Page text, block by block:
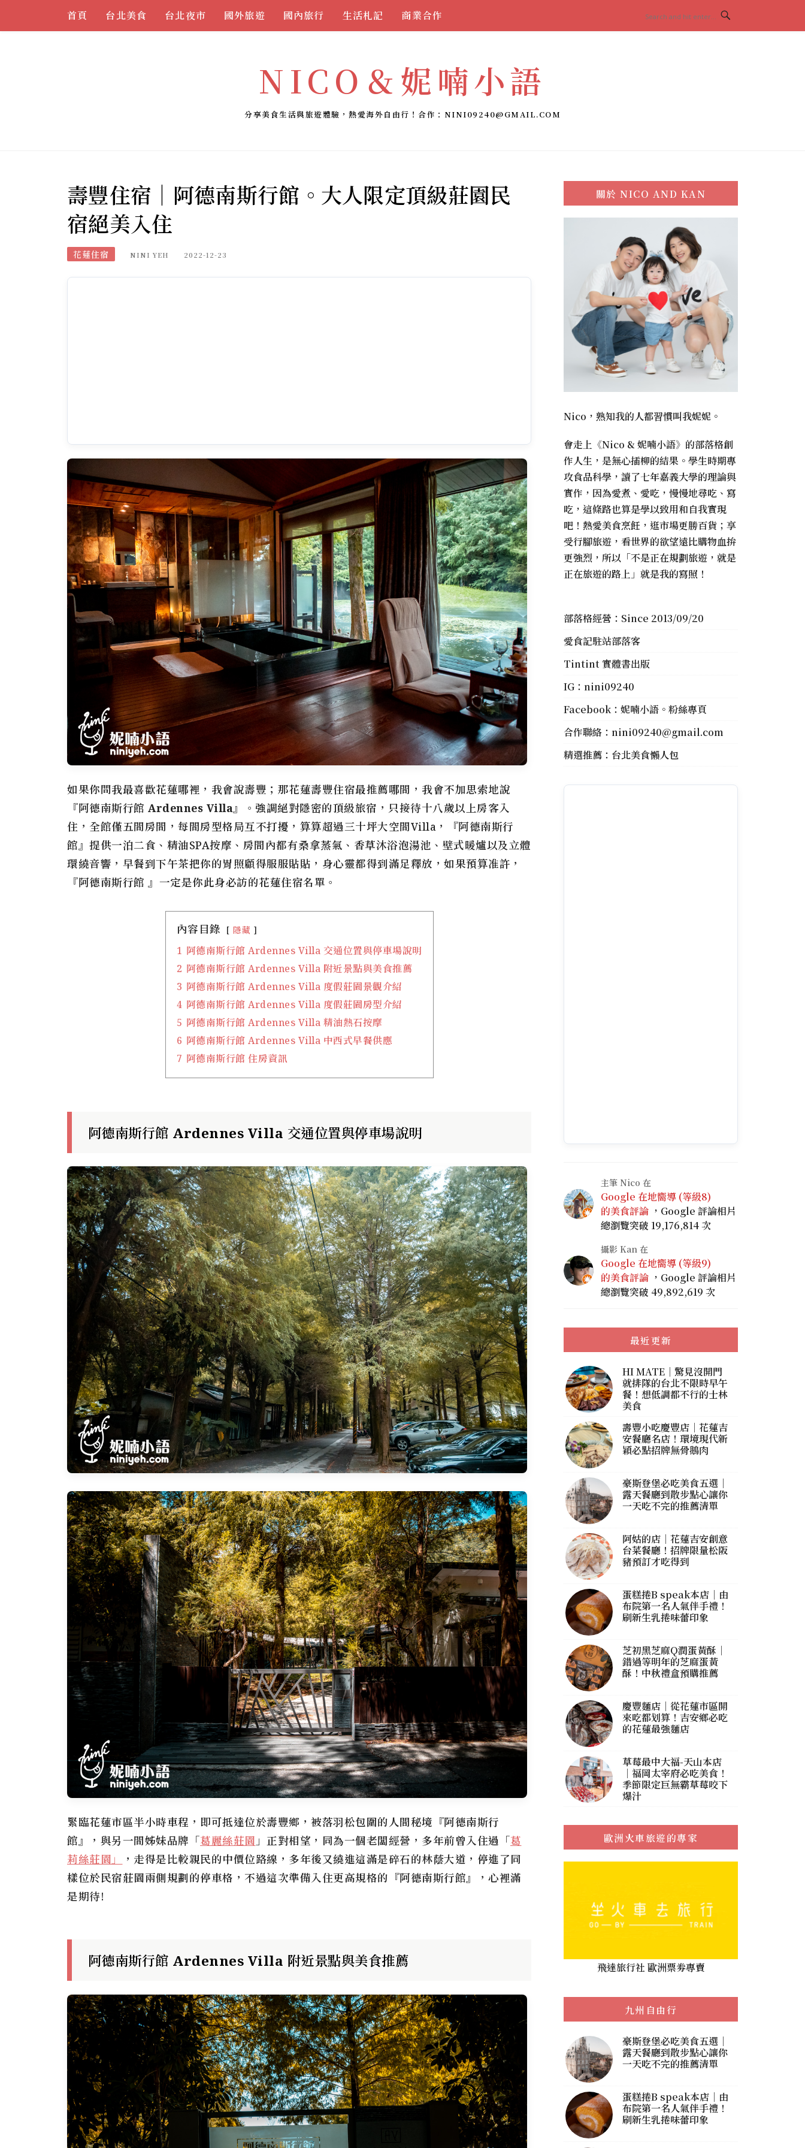
首頁 台北美食 台北夜市 國外旅遊 國內旅行 生活札記 商業合作
NICO＆妮喃小語
分享美食生活與旅遊體驗，熱愛海外自由行！合作： NINI09240@GMAIL.COM
壽豐住宿｜阿德南斯行館。大人限定頂級莊園民
宿絕美入住
花蓮住宿 NINI YEH 2022-12-23
如果你問我最喜歡花蓮哪裡，我會說壽豐；那花蓮壽豐住宿最推薦哪間，我會不加思索地說
『阿德南斯行館 Ardennes Villa』
。強調絕對隱密的頂級旅宿，只接待十八歲以上房客入
住，全館僅五間房間，每間房型格局互不打擾，算算超過三十坪大空間Villa，
『阿德南斯行
館』 提供一泊二食、精油SPA按摩、房間內都有桑拿蒸氣、香草沐浴泡湯池、壁式暖爐以及立體
環繞音響，早餐到下午茶把你的胃照顧得服服貼貼，身心靈都得到滿足釋放，如果預算准許，
『阿德南斯行館 』一定是你此身必訪的花蓮住宿名單。
內容目錄 隱藏
1 阿德南斯行館 Ardennes Villa 交通位置與停車場說明
2 阿德南斯行館 Ardennes Villa 附近景點與美食推薦
3 阿德南斯行館 Ardennes Villa 度假莊園景觀介紹
4 阿德南斯行館 Ardennes Villa 度假莊園房型介紹
5 阿德南斯行館 Ardennes Villa 精油熱石按摩
6 阿德南斯行館 Ardennes Villa 中西式早餐供應
7 阿德南斯行館 住房資訊
阿德南斯行館 Ardennes Villa 交通位置與停車場說明
緊臨花蓮市區半小時車程，即可抵達位於壽豐鄉，被落羽松包圍的人間秘境 『阿德南斯行
館』
，與另一間姊妹品牌「葛麗絲莊園 」正對相望，同為一個老闆經營，多年前曾入住過「葛
莉絲莊園」
，走得是比較親民的中價位路線，多年後又繞進這滿是碎石的林蔭大道，停進了同
樣位於民宿莊園兩側規劃的停車格，不過這次準備入住更高規格的 『阿德南斯行館』
，心裡滿
是期待!
阿德南斯行館 Ardennes Villa 附近景點與美食推薦
關於NICO AND KAN
Nico，熟知我的人都習慣叫我妮妮。
會走上《Nico & 妮喃小語》的部落格創
作人生，是無心插柳的結果。學生時期專
攻食品科學，讀了七年嘉義大學的理論與
實作，因為愛煮、愛吃，慢慢地尋吃、寫
吃，這條路也算是學以致用和自我實現
吧！熱愛美食烹飪，逛市場更勝百貨；享
受行腳旅遊，看世界的欲望遠比購物血拚
更強烈，所以「不是正在規劃旅遊，就是
正在旅遊的路上」就是我的寫照！
部落格經營：Since 2013/09/20
愛食記駐站部落客
Tintint 實體書出版
IG：nini09240
Facebook：妮喃小語。粉絲專頁
合作聯絡：nini09240@gmail.com
精選推薦： 台北美食懶人包
主筆 Nico 在
Google 在地嚮導 (等級8)
的美食評論 ，Google 評論相片
總瀏覽突破 19,176,814 次
攝影 Kan 在
Google 在地嚮導 (等級9)
的美食評論 ，Google 評論相片
總瀏覽突破 49,892,619 次
最近更新
HI MATE｜驚見沒開門
就排隊的台北不限時早午
餐！想低調都不行的士林
美食
壽豐小吃慶豐店｜花蓮吉
安餐廳名店！環境現代新
穎必點招牌無骨鵝肉
豪斯登堡必吃美食五選｜
露天餐廳到散步點心讓你
一天吃不完的推薦清單
阿姑的店｜花蓮吉安創意
台菜餐廳！招牌限量松阪
豬預訂才吃得到
蛋糕捲B speak本店｜由
布院第一名人氣伴手禮！
刷新生乳捲味蕾印象
芝初黑芝麻Q潤蛋黃酥｜
錯過等明年的芝麻蛋黃
酥！中秋禮盒預購推薦
慶豐麵店｜從花蓮市區開
來吃都划算！吉安鄉必吃
的花蓮最強麵店
草莓最中大福-天山本店
｜福岡太宰府必吃美食！
季節限定巨無霸草莓咬下
爆汁
歐洲火車旅遊的專家
飛達旅行社 歐洲票劵專賣
九州自由行
豪斯登堡必吃美食五選｜
露天餐廳到散步點心讓你
一天吃不完的推薦清單
蛋糕捲B speak本店｜由
布院第一名人氣伴手禮！
刷新生乳捲味蕾印象